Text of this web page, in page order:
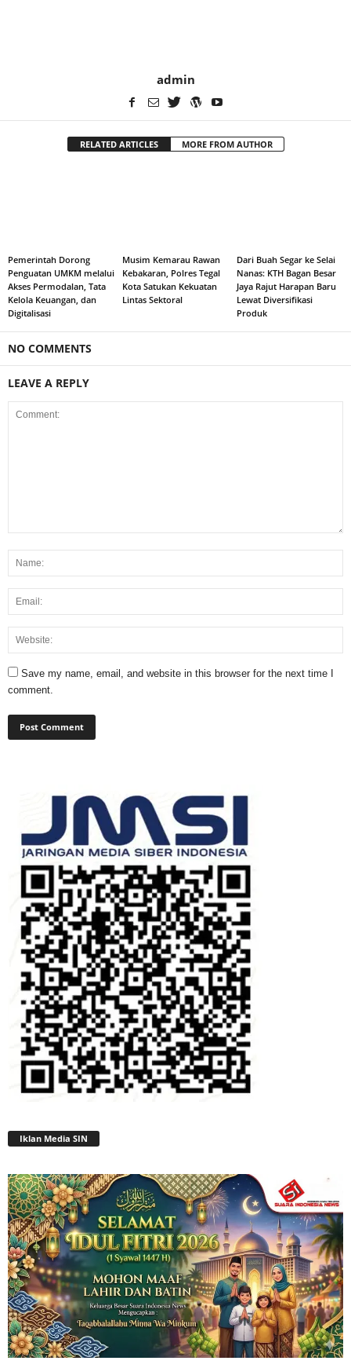
admin
RELATED ARTICLES MORE FROM AUTHOR
Pemerintah Dorong
Penguatan UMKM melalui
Akses Permodalan, Tata
Kelola Keuangan, dan
Digitalisasi
Musim Kemarau Rawan
Kebakaran, Polres Tegal
Kota Satukan Kekuatan
Lintas Sektoral
Dari Buah Segar ke Selai
Nanas: KTH Bagan Besar
Jaya Rajut Harapan Baru
Lewat Diversifikasi
Produk
NO COMMENTS
LEAVE A REPLY
Save my name, email, and website in this browser for the next time I
comment.
Iklan Media SIN